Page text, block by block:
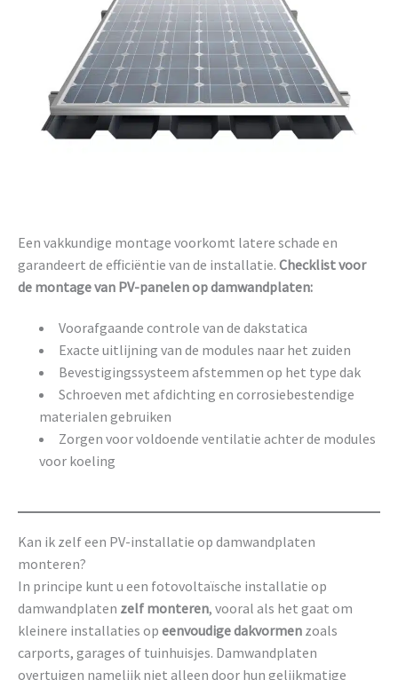
Een vakkundige montage voorkomt latere schade en
garandeert de efficiëntie van de installatie. Checklist voor
de montage van PV-panelen op damwandplaten:
Voorafgaande controle van de dakstatica
Exacte uitlijning van de modules naar het zuiden
Bevestigingssysteem afstemmen op het type dak
Schroeven met afdichting en corrosiebestendige
materialen gebruiken
Zorgen voor voldoende ventilatie achter de modules
voor koeling
Kan ik zelf een PV-installatie op damwandplaten
monteren?
In principe kunt u een fotovoltaïsche installatie op
damwandplaten zelf monteren, vooral als het gaat om
kleinere installaties op eenvoudige dakvormen zoals
carports, garages of tuinhuisjes. Damwandplaten
overtuigen namelijk niet alleen door hun gelijkmatige